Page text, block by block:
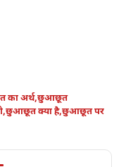
अर्थ,छुआछूत
,छुआछूत क्या है,छुआछूत पर